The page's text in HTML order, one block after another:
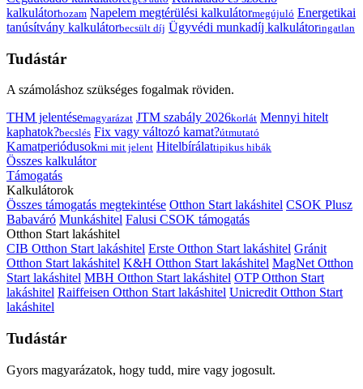
kalkulátorhozam Napelem megtérülési kalkulátormegújuló Energetikai
tanúsítvány kalkulátorbecsült díj Ügyvédi munkadíj kalkulátoringatlan
Tudástár
A számoláshoz szükséges fogalmak röviden.
THM jelentésemagyarázat JTM szabály 2026korlát Mennyi hitelt
kaphatok?becslés Fix vagy változó kamat?útmutató
Kamatperiódusokmi mit jelent Hitelbírálattipikus hibák
Összes kalkulátor
Támogatás
Kalkulátorok
Összes támogatás megtekintése Otthon Start lakáshitel CSOK Plusz
Babaváró Munkáshitel Falusi CSOK támogatás
Otthon Start lakáshitel
CIB Otthon Start lakáshitel Erste Otthon Start lakáshitel Gránit
Otthon Start lakáshitel K&H Otthon Start lakáshitel MagNet Otthon
Start lakáshitel MBH Otthon Start lakáshitel OTP Otthon Start
lakáshitel Raiffeisen Otthon Start lakáshitel Unicredit Otthon Start
lakáshitel
Tudástár
Gyors magyarázatok, hogy tudd, mire vagy jogosult.